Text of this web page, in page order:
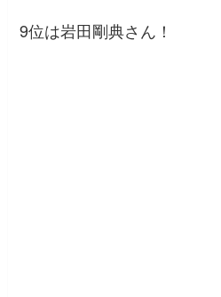
9位は岩田剛典さん！